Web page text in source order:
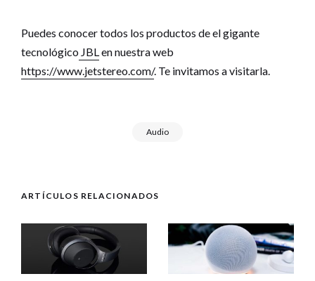
Puedes conocer todos los productos de el gigante
tecnológico JBLen nuestra web
https://www.jetstereo.com/. Te invitamos a visitarla.
Audio
ARTÍCULOS RELACIONADOS